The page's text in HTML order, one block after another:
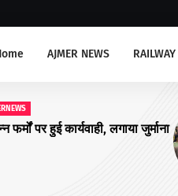
AJMER NEWS
AJMERNEWS
स्तरीय प्राचार्य, रोवर रेंजर लीडर